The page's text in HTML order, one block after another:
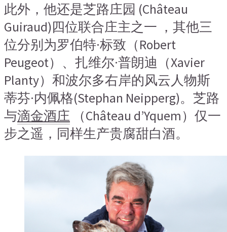
此外，他还是芝路庄园 (Château
Guiraud)四位联合庄主之一 ，其他三
位分别为罗伯特·标致（Robert
Peugeot）、扎维尔·普朗迪（Xavier
Planty）和波尔多右岸的风云人物斯
蒂芬·内佩格(Stephan Neipperg)。芝路
与滴金酒庄 （Château d’Yquem）仅一
步之遥，同样生产贵腐甜白酒。